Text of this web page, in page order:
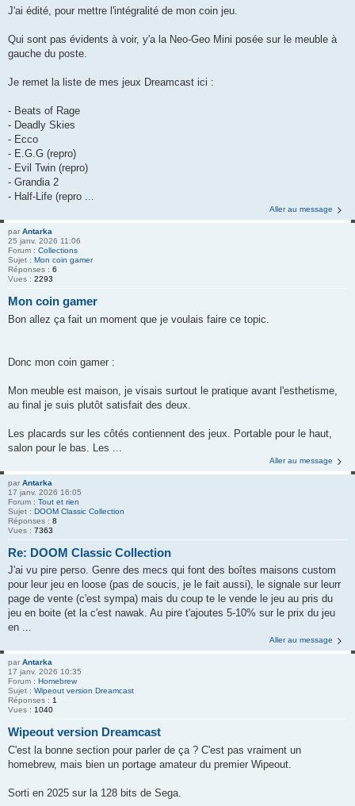
J'ai édité, pour mettre l'intégralité de mon coin jeu.
Qui sont pas évidents à voir, y'a la Neo-Geo Mini posée sur le meuble à
gauche du poste.
Je remet la liste de mes jeux Dreamcast ici :
- Beats of Rage
- Deadly Skies
- Ecco
- E.G.G (repro)
- Evil Twin (repro)
- Grandia 2
- Half-Life (repro ...
Aller au message
par Antarka
25 janv. 2026 11:06
Forum : Collections
Sujet : Mon coin gamer
Réponses : 6
Vues : 2293
Mon coin gamer
Bon allez ça fait un moment que je voulais faire ce topic.
Donc mon coin gamer :
Mon meuble est maison, je visais surtout le pratique avant l'esthetisme,
au final je suis plutôt satisfait des deux.
Les placards sur les côtés contiennent des jeux. Portable pour le haut,
salon pour le bas. Les ...
Aller au message
par Antarka
17 janv. 2026 16:05
Forum : Tout et rien
Sujet : DOOM Classic Collection
Réponses : 8
Vues : 7363
Re: DOOM Classic Collection
J'ai vu pire perso. Genre des mecs qui font des boîtes maisons custom
pour leur jeu en loose (pas de soucis, je le fait aussi), le signale sur leurr
page de vente (c'est sympa) mais du coup te le vende le jeu au pris du
jeu en boite (et la c'est nawak. Au pire t'ajoutes 5-10% sur le prix du jeu
en ...
Aller au message
par Antarka
17 janv. 2026 10:35
Forum : Homebrew
Sujet : Wipeout version Dreamcast
Réponses : 1
Vues : 1040
Wipeout version Dreamcast
C'est la bonne section pour parler de ça ? C'est pas vraiment un
homebrew, mais bien un portage amateur du premier Wipeout.
Sorti en 2025 sur la 128 bits de Sega.